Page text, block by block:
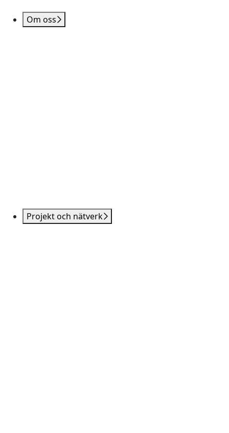
Om oss
Projekt och nätverk